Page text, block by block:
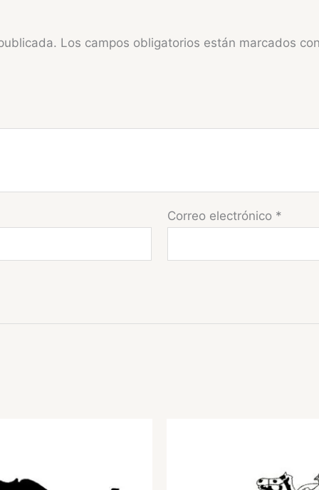
Los campos obligatorios están marcados
Correo electrónico *